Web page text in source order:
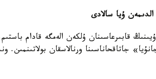
ۇيا سالادى
قابىرعاسىنان ۇلكەن الەمگە قادام
جاتاقحاناسىنا ورنالاسقان بولاتىنمىن.